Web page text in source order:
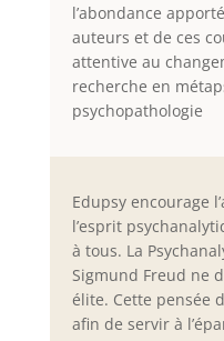
l’abondance
auteurs et de ces
attentive au
recherche en
psychopathologie
Edupsy encourage
l’esprit
à tous. La
Sigmund Freud ne
élite. Cette pensée
afin de servir à